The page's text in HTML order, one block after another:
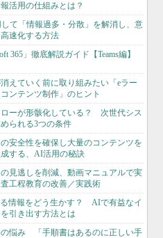
活用の仕組みとは？
て「情報過多・分散」を解消し、意
速化する方法
365」徹底解説ガイド【Teams編】
えていく前に取り組みたい「eラー
ンテンツ制作」のヒント
ローが形骸化している？ 次世代シス
られる3つの条件
安全性を確保し大量のコンテンツを
する、AI活用の秘訣
見逃しを削減、動画マニュアルで実
工程教育の改善／実践術
情報をどう生かす？ AIで有益なイ
引き出す方法とは
悩み 「手順書はあるのに正しい手